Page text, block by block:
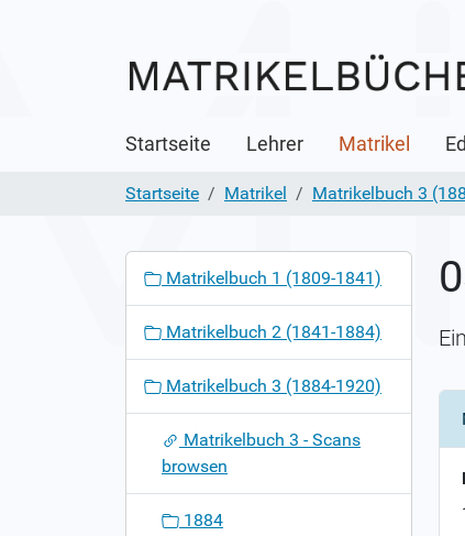
Startseite Lehrer Matrikel
Startseite
Matrikel Matrikelbuch 3
n
Matrikelbuch 1 (1809-1841)
Matrikelbuch 2 (1841-1884)
Matrikelbuch 3 (1884-1920)
Matrikelbuch 3 - Scans
browsen
1884